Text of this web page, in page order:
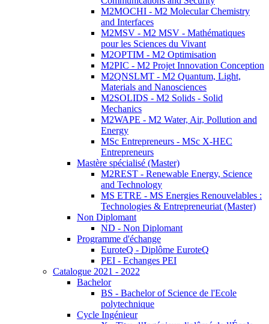
M2MOCHI - M2 Molecular Chemistry
and Interfaces
M2MSV - M2 MSV - Mathématiques
pour les Sciences du Vivant
M2OPTIM - M2 Optimisation
M2PIC - M2 Projet Innovation Conception
M2QNSLMT - M2 Quantum, Light,
Materials and Nanosciences
M2SOLIDS - M2 Solids - Solid
Mechanics
M2WAPE - M2 Water, Air, Pollution and
Energy
MSc Entrepreneurs - MSc X-HEC
Entrepreneurs
Mastère spécialisé (Master)
M2REST - Renewable Energy, Science
and Technology
MS ETRE - MS Energies Renouvelables :
Technologies & Entrepreneuriat (Master)
Non Diplomant
ND - Non Diplomant
Programme d'échange
EuroteQ - Diplôme EuroteQ
PEI - Echanges PEI
Catalogue 2021 - 2022
Bachelor
BS - Bachelor of Science de l'Ecole
polytechnique
Cycle Ingénieur